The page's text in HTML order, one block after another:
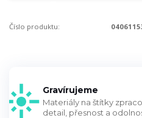
Číslo produktu:
Gravírujeme
Materiály na štítky
detail, přesnost a